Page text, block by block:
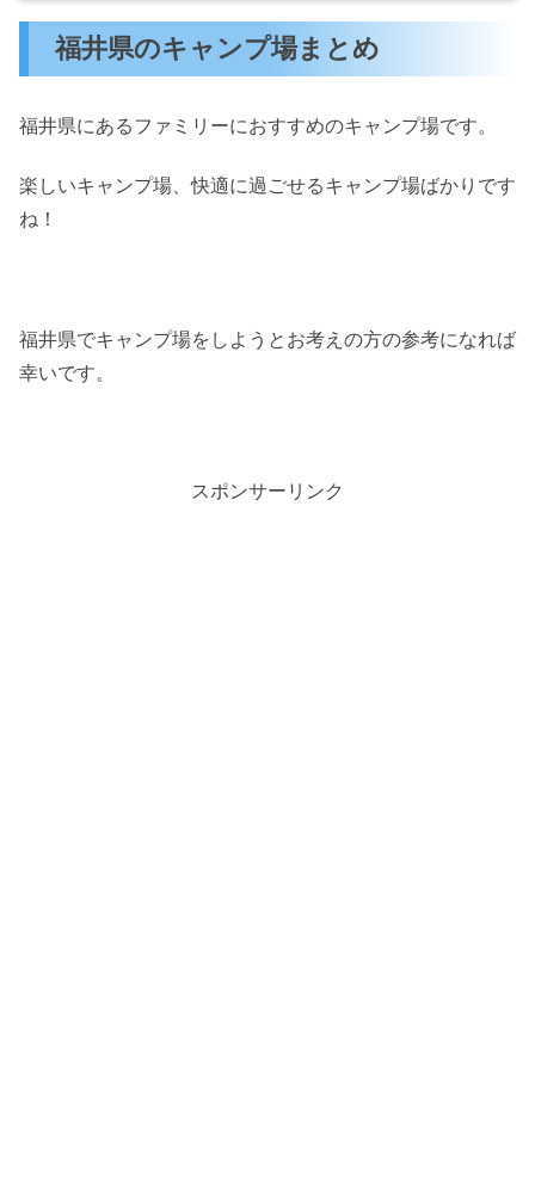
福井県のキャンプ場まとめ
福井県にあるファミリーにおすすめのキャンプ場です。
楽しいキャンプ場、快適に過ごせるキャンプ場ばかりです
ね！
福井県でキャンプ場をしようとお考えの方の参考になれば
幸いです。
スポンサーリンク